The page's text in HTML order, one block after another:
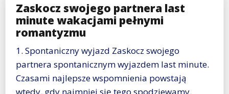
Zaskocz swojego partnera last
minute wakacjami pełnymi
romantyzmu
1. Spontaniczny wyjazd Zaskocz swojego
partnera spontanicznym wyjazdem last minute.
Czasami najlepsze wspomnienia powstają
wtedy, gdy najmniej się tego spodziewamy.